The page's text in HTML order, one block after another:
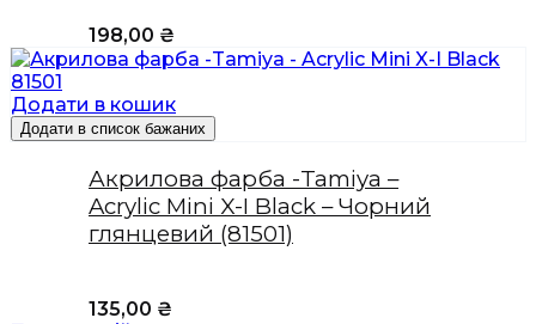
198,00 ₴
Додати в кошик
Додати в список бажаних
Акрилова фарба -Tamiya –
Acrylic Mini X-I Black – Чорний
глянцевий (81501)
135,00 ₴